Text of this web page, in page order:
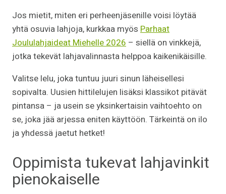
Jos mietit, miten eri perheenjäsenille voisi löytää
yhtä osuvia lahjoja, kurkkaa myös Parhaat
Joululahjaideat Miehelle 2026 – siellä on vinkkejä,
jotka tekevät lahjavalinnasta helppoa kaikenikäisille.
Valitse lelu, joka tuntuu juuri sinun läheisellesi
sopivalta. Uusien hittilelujen lisäksi klassikot pitävät
pintansa – ja usein se yksinkertaisin vaihtoehto on
se, joka jää arjessa eniten käyttöön. Tärkeintä on ilo
ja yhdessä jaetut hetket!
Oppimista tukevat lahjavinkit
pienokaiselle